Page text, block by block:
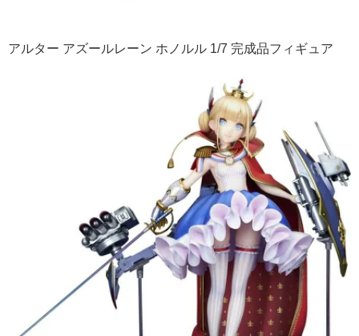
アルター アズールレーン ホノルル 1/7 完成品フィギュア